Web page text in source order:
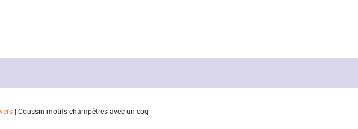
Coussin motifs champêtres avec un coq